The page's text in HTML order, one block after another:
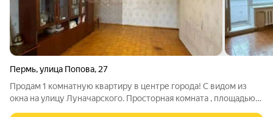
Пермь,улица Попова, 27
Продам 1 комнатную квартиру в центре города! С видом из
окна на улицу Луначарского. Просторная комната , площадью